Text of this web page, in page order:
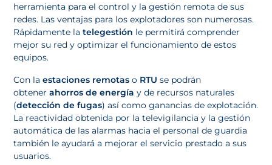
herramienta para el control y la gestión remota de sus
redes. Las ventajas para los explotadores son numerosas.
Rápidamente latelegestión le permitirá comprender
mejor su red y optimizar el funcionamiento de estos
equipos.
Con laestaciones remotas o RTU se podrán
obtenerahorros de energía y de recursos naturales
(detección de fugas) así como ganancias de explotación.
La reactividad obtenida por la televigilancia y la gestión
automática de las alarmas hacia el personal de guardia
también le ayudará a mejorar el servicio prestado a sus
usuarios.